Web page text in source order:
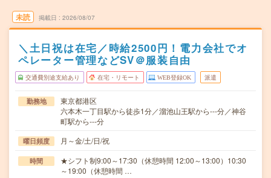
未読 掲載日 2026/08/07
＼土日祝は在宅／時給2500円！電力会社でオ
ペレーター管理などSV＠服装自由
交通費別途支給あり 在宅・リモート WEB登録OK 派遣
勤務地
東京都港区
六本木一丁目駅から徒歩1分／溜池山王駅から---分／神谷
町駅から---分
曜日頻度 月～金/土/日/祝
時間
★シフト制9:00～17:30（休憩時間 12:00～13:00）10:30
～19:00（休憩時間 …